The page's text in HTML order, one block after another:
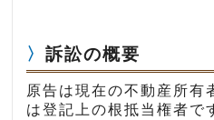
訴訟の概要
原告は現在の不動産所有
は登記上の根抵当権者で